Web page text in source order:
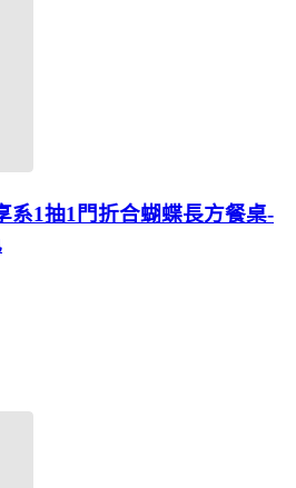
系1抽1門折合蝴蝶長方餐桌-